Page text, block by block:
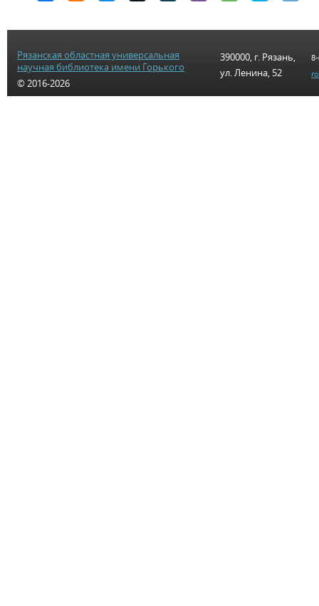
Рязанская областная универсальная
научная библиотека имени Горького
© 2016-2026
390000, г. Рязань,
ул. Ленина, 52